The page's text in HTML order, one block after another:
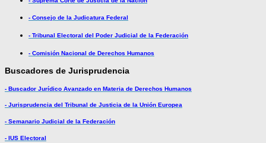
- Consejo de la Judicatura Federal
- Tribunal Electoral del Poder Judicial de la Federación
- Comisión Nacional de Derechos Humanos
Buscadores de Jurisprudencia
- Buscador Jurídico Avanzado en Materia de Derechos Humanos
- Jurisprudencia del Tribunal de Justicia de la Unión Europea
- Semanario Judicial de la Federación
- IUS Electoral